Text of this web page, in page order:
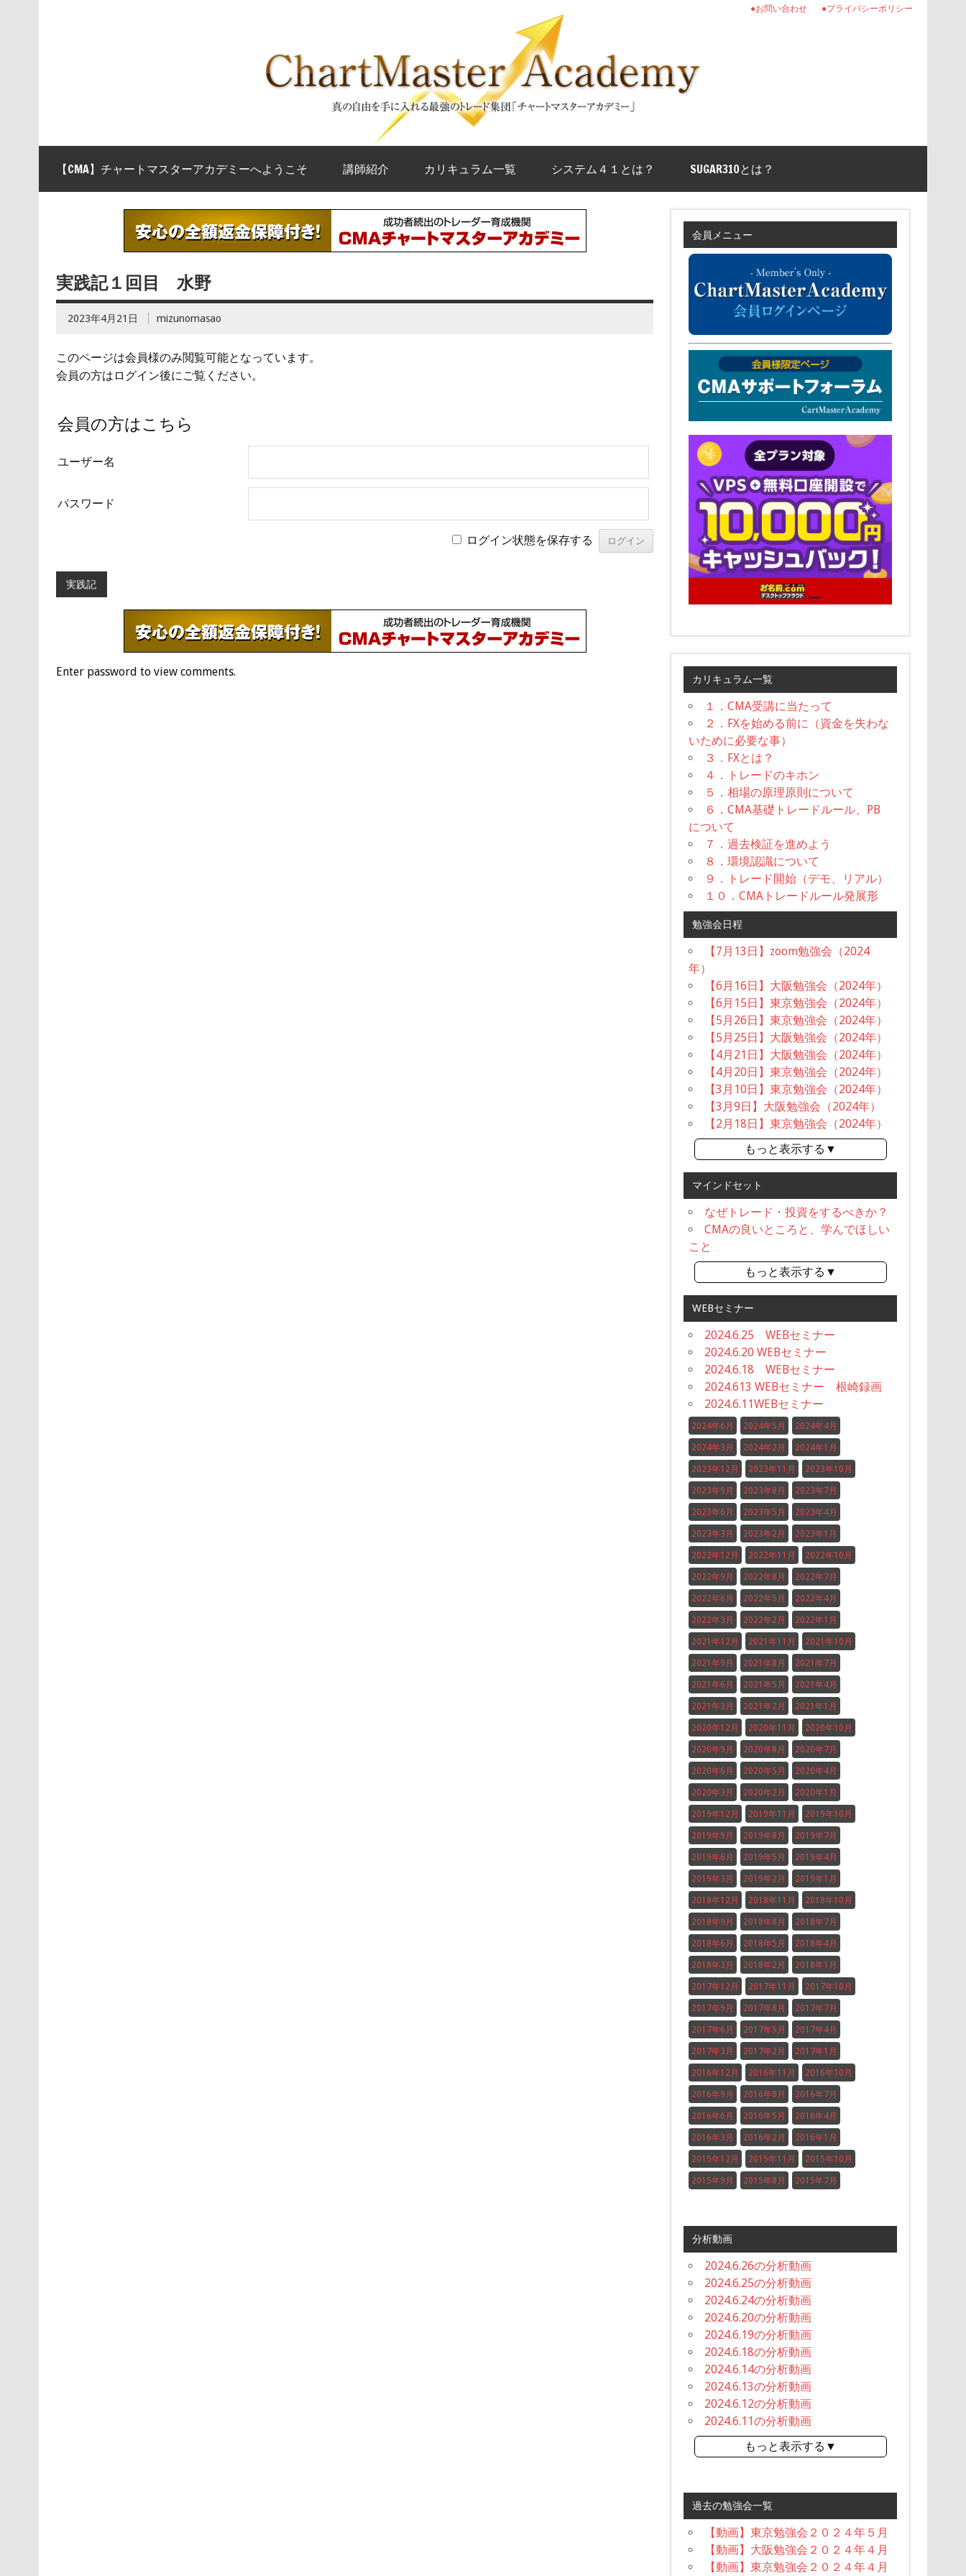
●プライバシーポリシー
●お問い合わせ
【CMA】チャートマスターアカデミーへようこそ 講師紹介 カリキュラム一覧 システム４１とは？ SUGAR310とは？
実践記１回目 水野
2023年4月21日 mizunomasao
このページは会員様のみ閲覧可能となっています。
会員の方はログイン後にご覧ください。
会員の方はこちら
ユーザー名
パスワード
ログイン状態を保存する
実践記
Enter password to view comments.
会員メニュー
カリキュラム一覧
１．CMA受講に当たって
２．FXを始める前に（資金を失わな
いために必要な事）
３．FXとは？
４．トレードのキホン
５．相場の原理原則について
６．CMA基礎トレードルール、PB
について
７．過去検証を進めよう
８．環境認識について
９．トレード開始（デモ、リアル）
１０．CMAトレードルール発展形
勉強会日程
【7月13日】zoom勉強会（2024
年）
【6月16日】大阪勉強会（2024年）
【6月15日】東京勉強会（2024年）
【5月26日】東京勉強会（2024年）
【5月25日】大阪勉強会（2024年）
【4月21日】大阪勉強会（2024年）
【4月20日】東京勉強会（2024年）
【3月10日】東京勉強会（2024年）
【3月9日】大阪勉強会（2024年）
【2月18日】東京勉強会（2024年）
もっと表示する▼
マインドセット
なぜトレード・投資をするべきか？
CMAの良いところと、学んでほしい
こと
もっと表示する▼
WEBセミナー
2024.6.25 WEBセミナー
2024.6.20 WEBセミナー
2024.6.18 WEBセミナー
2024.613 WEBセミナー 根崎録画
2024.6.11WEBセミナー
2024年6月 2024年5月 2024年4月
2024年3月 2024年2月 2024年1月
2023年12月 2023年11月 2023年10月
2023年9月 2023年8月 2023年7月
2023年6月 2023年5月 2023年4月
2023年3月 2023年2月 2023年1月
2022年12月 2022年11月 2022年10月
2022年9月 2022年8月 2022年7月
2022年6月 2022年5月 2022年4月
2022年3月 2022年2月 2022年1月
2021年12月 2021年11月 2021年10月
2021年9月 2021年8月 2021年7月
2021年6月 2021年5月 2021年4月
2021年3月 2021年2月 2021年1月
2020年12月 2020年11月 2020年10月
2020年9月 2020年8月 2020年7月
2020年6月 2020年5月 2020年4月
2020年3月 2020年2月 2020年1月
2019年12月 2019年11月 2019年10月
2019年9月 2019年8月 2019年7月
2019年6月 2019年5月 2019年4月
2019年3月 2019年2月 2019年1月
2018年12月 2018年11月 2018年10月
2018年9月 2018年8月 2018年7月
2018年6月 2018年5月 2018年4月
2018年3月 2018年2月 2018年1月
2017年12月 2017年11月 2017年10月
2017年9月 2017年8月 2017年7月
2017年6月 2017年5月 2017年4月
2017年3月 2017年2月 2017年1月
2016年12月 2016年11月 2016年10月
2016年9月 2016年8月 2016年7月
2016年6月 2016年5月 2016年4月
2016年3月 2016年2月 2016年1月
2015年12月 2015年11月 2015年10月
2015年9月 2015年8月 2015年7月
分析動画
2024.6.26の分析動画
2024.6.25の分析動画
2024.6.24の分析動画
2024.6.20の分析動画
2024.6.19の分析動画
2024.6.18の分析動画
2024.6.14の分析動画
2024.6.13の分析動画
2024.6.12の分析動画
2024.6.11の分析動画
もっと表示する▼
過去の勉強会一覧
【動画】東京勉強会２０２４年５月
【動画】大阪勉強会２０２４年４月
【動画】東京勉強会２０２４年４月